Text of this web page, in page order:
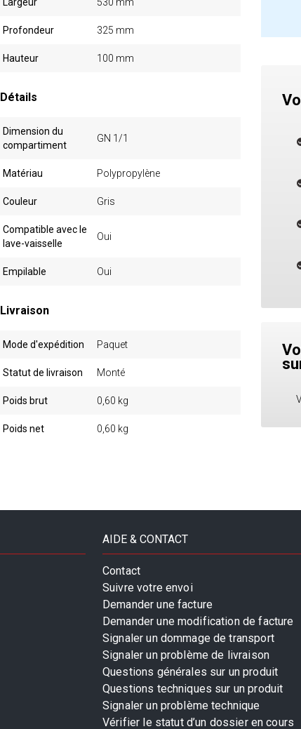
Profondeur 325 mm
Hauteur 100 mm
Détails
Dimension du
compartiment
GN 1/1
Matériau Polypropylène
Couleur Gris
Compatible avec le
lave-vaisselle
Oui
Empilable Oui
Livraison
Mode d'expédition Paquet
Statut de livraison Monté
Poids brut 0,60 kg
Poids net 0,60 kg
AIDE & CONTACT
Contact
Suivre votre envoi
Demander une facture
Demander une modification de facture
Signaler un dommage de transport
Signaler un problème de livraison
Questions générales sur un produit
Questions techniques sur un produit
Signaler un problème technique
Vérifier le statut d’un dossier en cours